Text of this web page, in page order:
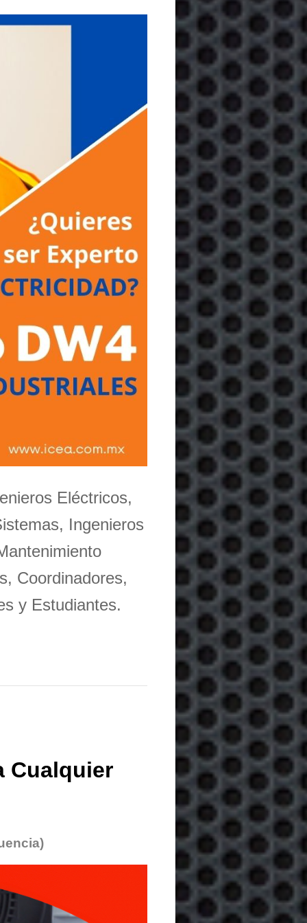
Eléctricos,
Ingenieros
Coordinadores,
y Estudiantes.
Cualquier